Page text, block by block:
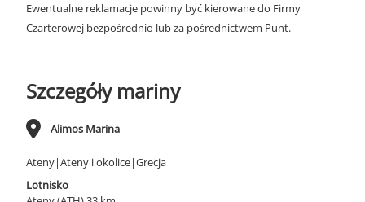
Ewentualne reklamacje powinny być kierowane do Firmy
Czarterowej bezpośrednio lub za pośrednictwem Punt.
Szczegóły mariny
Alimos Marina
Ateny|Ateny i okolice|Grecja
Lotnisko